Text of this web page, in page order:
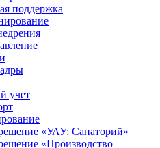
поддержка
учет
«УАУ: Санаторий»
«Производство